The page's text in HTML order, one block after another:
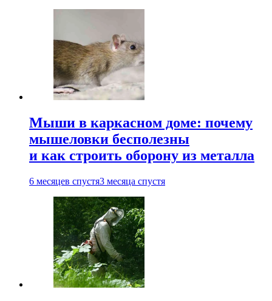
Мыши в каркасном доме: почему
мышеловки бесполезны
и как строить оборону из металла
6 месяцев спустя3 месяца спустя